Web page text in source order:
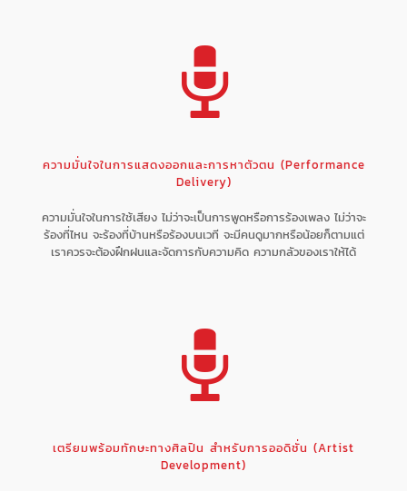
ความมั่นใจในการแสดงออกและการหาตัวตน (Performance
Delivery)
ความมั่นใจในการใช้เสียง ไม่ว่าจะเป็นการพูดหรือการร้องเพลง ไม่ว่าจะ
ร้องที่ไหน จะร้องที่บ้านหรือร้องบนเวที จะมีคนดูมากหรือน้อยก็ตามแต่
เราควรจะต้องฝึกฝนและจัดการกับความคิด ความกลัวของเราให้ได้
เตรียมพร้อมทักษะทางศิลปิน สำหรับการออดิชั่น (Artist
Development)